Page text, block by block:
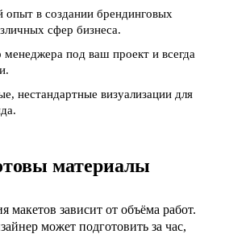
в создании брендинговых
сфер бизнеса.
под ваш проект и всегда
нестандартные визуализации для
материалы
макетов зависит от объёма работ.
может подготовить за час,